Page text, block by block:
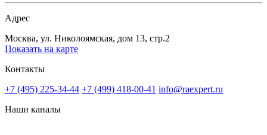
Адрес
Москва, ул. Николоямская, дом 13, стр.2
Показать на карте
Контакты
+7 (495) 225-34-44 +7 (499) 418-00-41 info@raexpert.ru
Наши каналы